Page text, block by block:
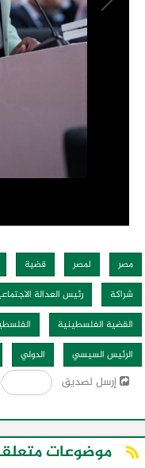
مصر لمصر قضية
شراكة
رئيس العدالة
القضية الفلسطينية
الرئيس السيسي
الدولي
إرسل لصديقFacebook
موضوعات